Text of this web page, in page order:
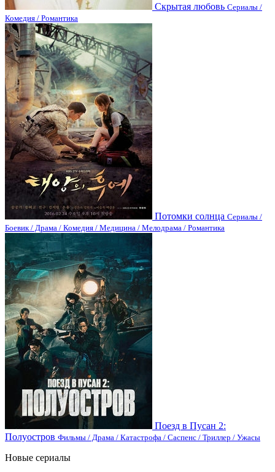
Скрытая любовь Сериалы /
Комедия / Романтика
Потомки солнца Сериалы /
Боевик / Драма / Комедия / Медицина / Мелодрама / Романтика
Поезд в Пусан 2:
Полуостров Фильмы / Драма / Катастрофа / Саспенс / Триллер / Ужасы
Новые сериалы